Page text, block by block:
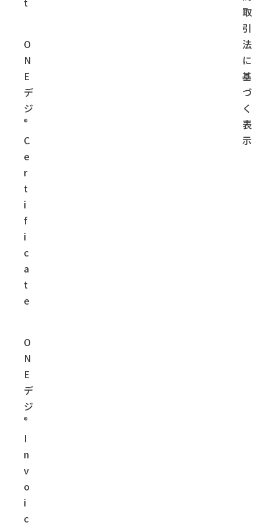
O
N
E
デ
ジ
®
C
e
r
t
i
f
i
c
a
t
e
O
N
E
デ
ジ
®
I
n
v
o
i
c
取
引
法
に
基
づ
く
表
示